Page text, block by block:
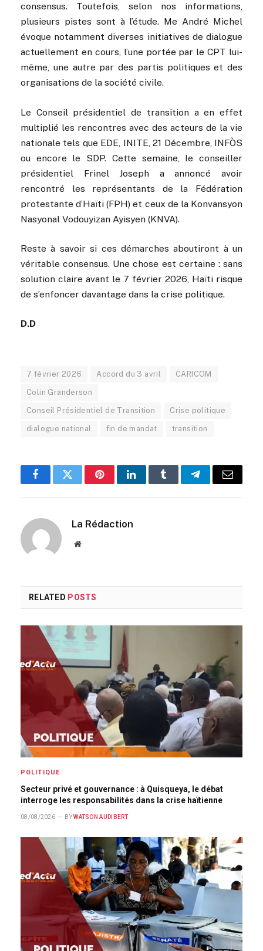
consensus. Toutefois, selon nos informations,
plusieurs pistes sont à l’étude. Me André Michel
évoque notamment diverses initiatives de dialogue
actuellement en cours, l’une portée par le CPT lui-
même, une autre par des partis politiques et des
organisations de la société civile.
Le Conseil présidentiel de transition a en effet
multiplié les rencontres avec des acteurs de la vie
nationale tels que EDE, INITE, 21 Décembre, INFÒS
ou encore le SDP. Cette semaine, le conseiller
présidentiel Frinel Joseph a annoncé avoir
rencontré les représentants de la Fédération
protestante d’Haïti (FPH) et ceux de la Konvansyon
Nasyonal Vodouyizan Ayisyen (KNVA).
Reste à savoir si ces démarches aboutiront à un
véritable consensus. Une chose est certaine : sans
solution claire avant le 7 février 2026, Haïti risque
de s’enfoncer davantage dans la crise politique.
D.D
7 février 2026 Accord du 3 avril CARICOM
Colin Granderson
Conseil Présidentiel de Transition Crise politique
dialogue national fin de mandat transition
FacebookTwitterPinterestLinkedInTumblrTelegramEmail
La Rédaction
Website
RELATED POSTS
POLITIQUE
Secteur privé et gouvernance : à Quisqueya, le débat
interroge les responsabilités dans la crise haïtienne
08/08/2026 BY WATSON AUDIBERT